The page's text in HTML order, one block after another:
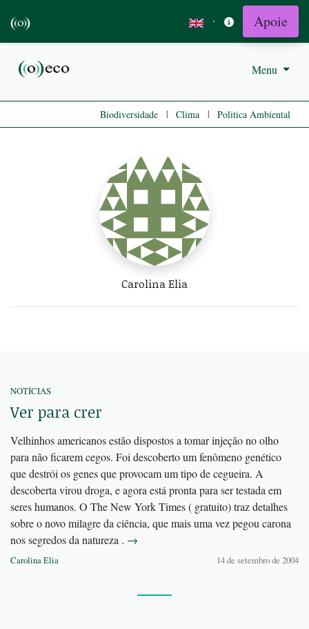
· Apoie
Menu
Biodiversidade | Clima | Politica Ambiental
Carolina Elia
NOTÍCIAS
Ver para crer
Velhinhos americanos estão dispostos a tomar injeção no olho
para não ficarem cegos. Foi descoberto um fenômeno genético
que destrói os genes que provocam um tipo de cegueira. A
descoberta virou droga, e agora está pronta para ser testada em
seres humanos. O The New York Times ( gratuito) traz detalhes
sobre o novo milagre da ciência, que mais uma vez pegou carona
nos segredos da natureza . →
Carolina Elia 14 de setembro de 2004